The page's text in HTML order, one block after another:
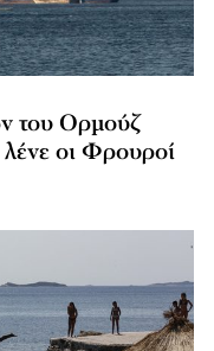
του Ορμούζ
οι Φρουροί